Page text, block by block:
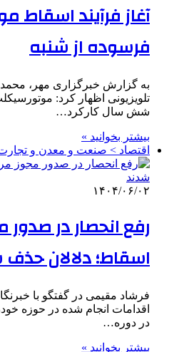
آغاز فرآیند
فرسوده از شنبه
به گزارش خبرگزاری مهر،
تلویزیونی اظهار کرد:
شش سال کارکرد…
بیشتر بخوانید »
اقتصاد > صنعت و معدن و
۱۴۰۴/۰۶/۰۲
رفع انحصار در صدور
اسقاط؛ دلالان
فرشاد مقیمی در گفتگو با
اقدامات انجام شده در حوزه
در دوره…
بیشتر بخوانید »